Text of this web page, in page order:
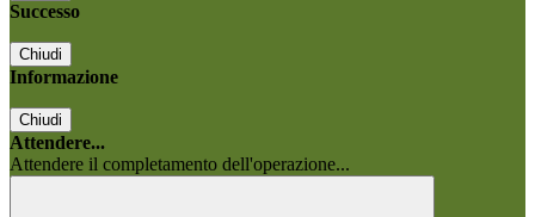
Successo
Chiudi
Informazione
Chiudi
Attendere...
Attendere il completamento dell'operazione...